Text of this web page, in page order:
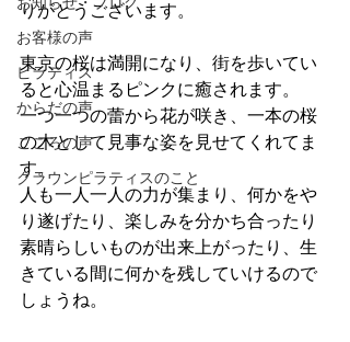
お客様の声
ピラティス
からだの声
こころの声
クラウンピラティスのこと
りがとうございます。
東京の桜は満開になり、街を歩いてい
ると心温まるピンクに癒されます。
一つ一つの蕾から花が咲き、一本の桜
の木として見事な姿を見せてくれてま
す。
人も一人一人の力が集まり、何かをや
り遂げたり、楽しみを分かち合ったり
素晴らしいものが出来上がったり、生
きている間に何かを残していけるので
しょうね。